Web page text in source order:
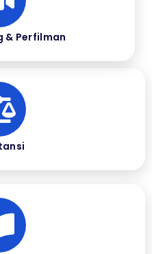
& Perfilman